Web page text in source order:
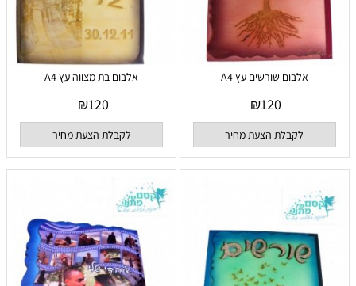
אלבום שורשים עץ A4
₪120
לקבלת הצעת מחיר
אלבום בת מצווה עץ A4
₪120
לקבלת הצעת מחיר